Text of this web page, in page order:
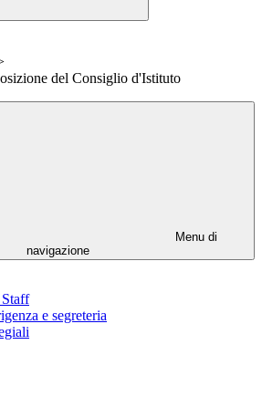
del Consiglio d'Istituto
Menu di
navigazione
e segreteria